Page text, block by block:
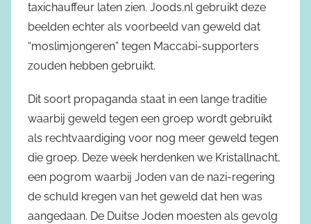
taxichauffeur laten zien. Joods.nl gebruikt deze
beelden echter als voorbeeld van geweld dat
“moslimjongeren” tegen Maccabi-supporters
zouden hebben gebruikt.
Dit soort propaganda staat in een lange traditie
waarbij geweld tegen een groep wordt gebruikt
als rechtvaardiging voor nog meer geweld tegen
die groep. Deze week herdenken we Kristallnacht,
een pogrom waarbij Joden van de nazi-regering
de schuld kregen van het geweld dat hen was
aangedaan. De Duitse Joden moesten als gevolg